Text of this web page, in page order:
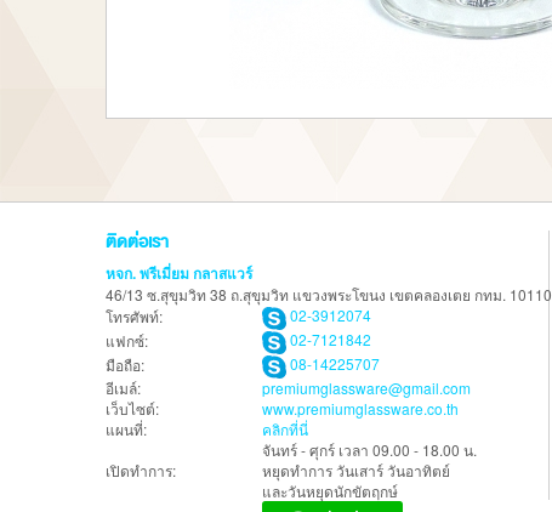
ติดต่อเรา
หจก. พรีเมี่ยม กลาสแวร์
46/13 ซ.สุขุมวิท 38 ถ.สุขุมวิท แขวงพระโขนง เขตคลองเตย กทม. 10110
โทรศัพท์:
02-3912074
แฟกซ์:
02-7121842
มือถือ:
08-14225707
อีเมล์:
premiumglassware@gmail.com
เว็บไซต์:
www.premiumglassware.co.th
แผนที่:
คลิกที่นี่
เปิดทำการ:
จันทร์ - ศุกร์ เวลา 09.00 - 18.00 น.
หยุดทำการ วันเสาร์ วันอาทิตย์
และวันหยุดนักขัตฤกษ์